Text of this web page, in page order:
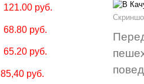
121.00 руб.
68.80 руб.
65.20 руб.
85,40 руб.